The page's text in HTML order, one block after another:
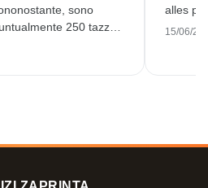
sono
250 tazze
stampate. Sono molto
alles
15/06/